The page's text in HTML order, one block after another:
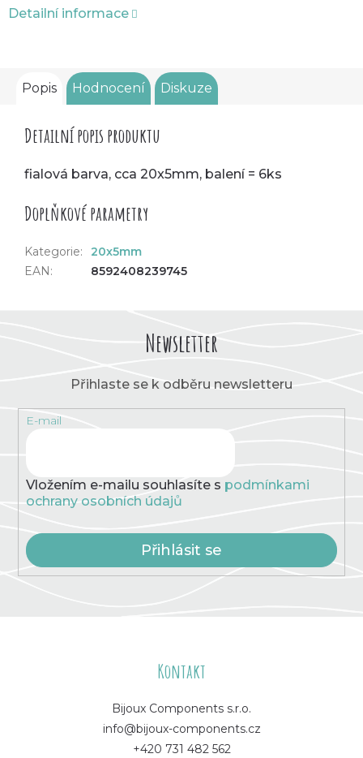
Detailní informace
Popis Hodnocení Diskuze
Detailní popis produktu
fialová barva, cca 20x5mm, balení = 6ks
Doplňkové parametry
Kategorie:
20x5mm
EAN: 8592408239745
Newsletter
Přihlaste se k odběru newsletteru
E-mail
Vložením e-mailu souhlasíte s podmínkami
ochrany osobních údajů
Přihlásit se
Kontakt
Bijoux Components s.r.o.
info@bijoux-components.cz
+420 731 482 562